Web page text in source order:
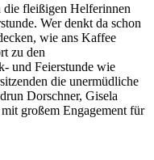
fleißigen Helferinnen
Wer denkt da schon
wie ans Kaffee
zu den
und Feierstunde wie
die unermüdliche
Dorschner, Gisela
großem Engagement für